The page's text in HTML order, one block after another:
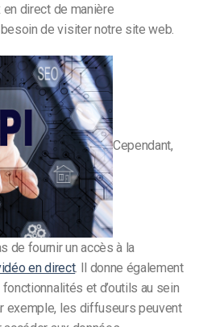
direct de manière
de visiter notre site web.
Cependant,
de fournir un accès à la
en direct. Il donne également
et d’outils au sein
exemple, les diffuseurs peuvent